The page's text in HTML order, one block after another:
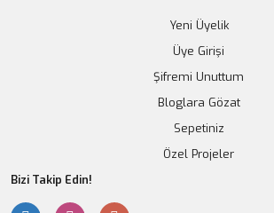
Yeni Üyelik
Üye Girişi
Şifremi Unuttum
Bloglara Gözat
Sepetiniz
Özel Projeler
Bizi Takip Edin!